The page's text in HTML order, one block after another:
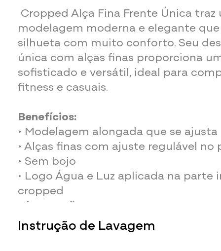
Cropped Alça Fina Frente Única traz
modelagem moderna e elegante
silhueta com muito conforto. Seu
única com alças finas proporciona
sofisticado e versátil, ideal para
fitness e casuais.
Benefícios:
• Modelagem alongada que se
• Alças finas com ajuste regulável no
• Sem bojo
• Logo Água e Luz aplicada na parte
cropped
Observações:
O brilho e iluminação de cada
variação nas cores.
Instrução de Lavagem